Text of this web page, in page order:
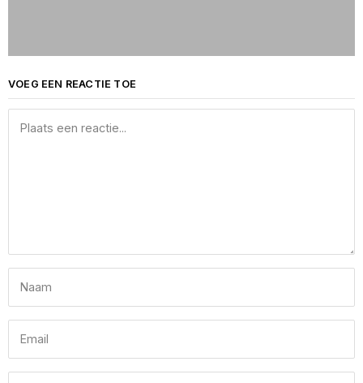
VOEG EEN REACTIE TOE